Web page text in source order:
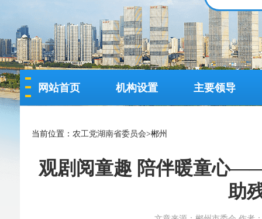
网站首页 机构设置 主要领导
当前位置： 农工党湖南省委员会>郴州
观剧阅童趣 陪伴暖童心
助